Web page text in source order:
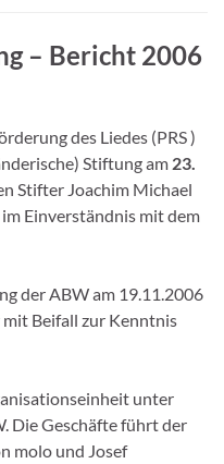
– Bericht 2006
des Liedes (PRS )
Stiftung am 23.
Stifter Joachim Michael
Einverständnis mit dem
der ABW am 19.11.2006
Beifall zur Kenntnis
unter
Die Geschäfte führt der
molo und Josef